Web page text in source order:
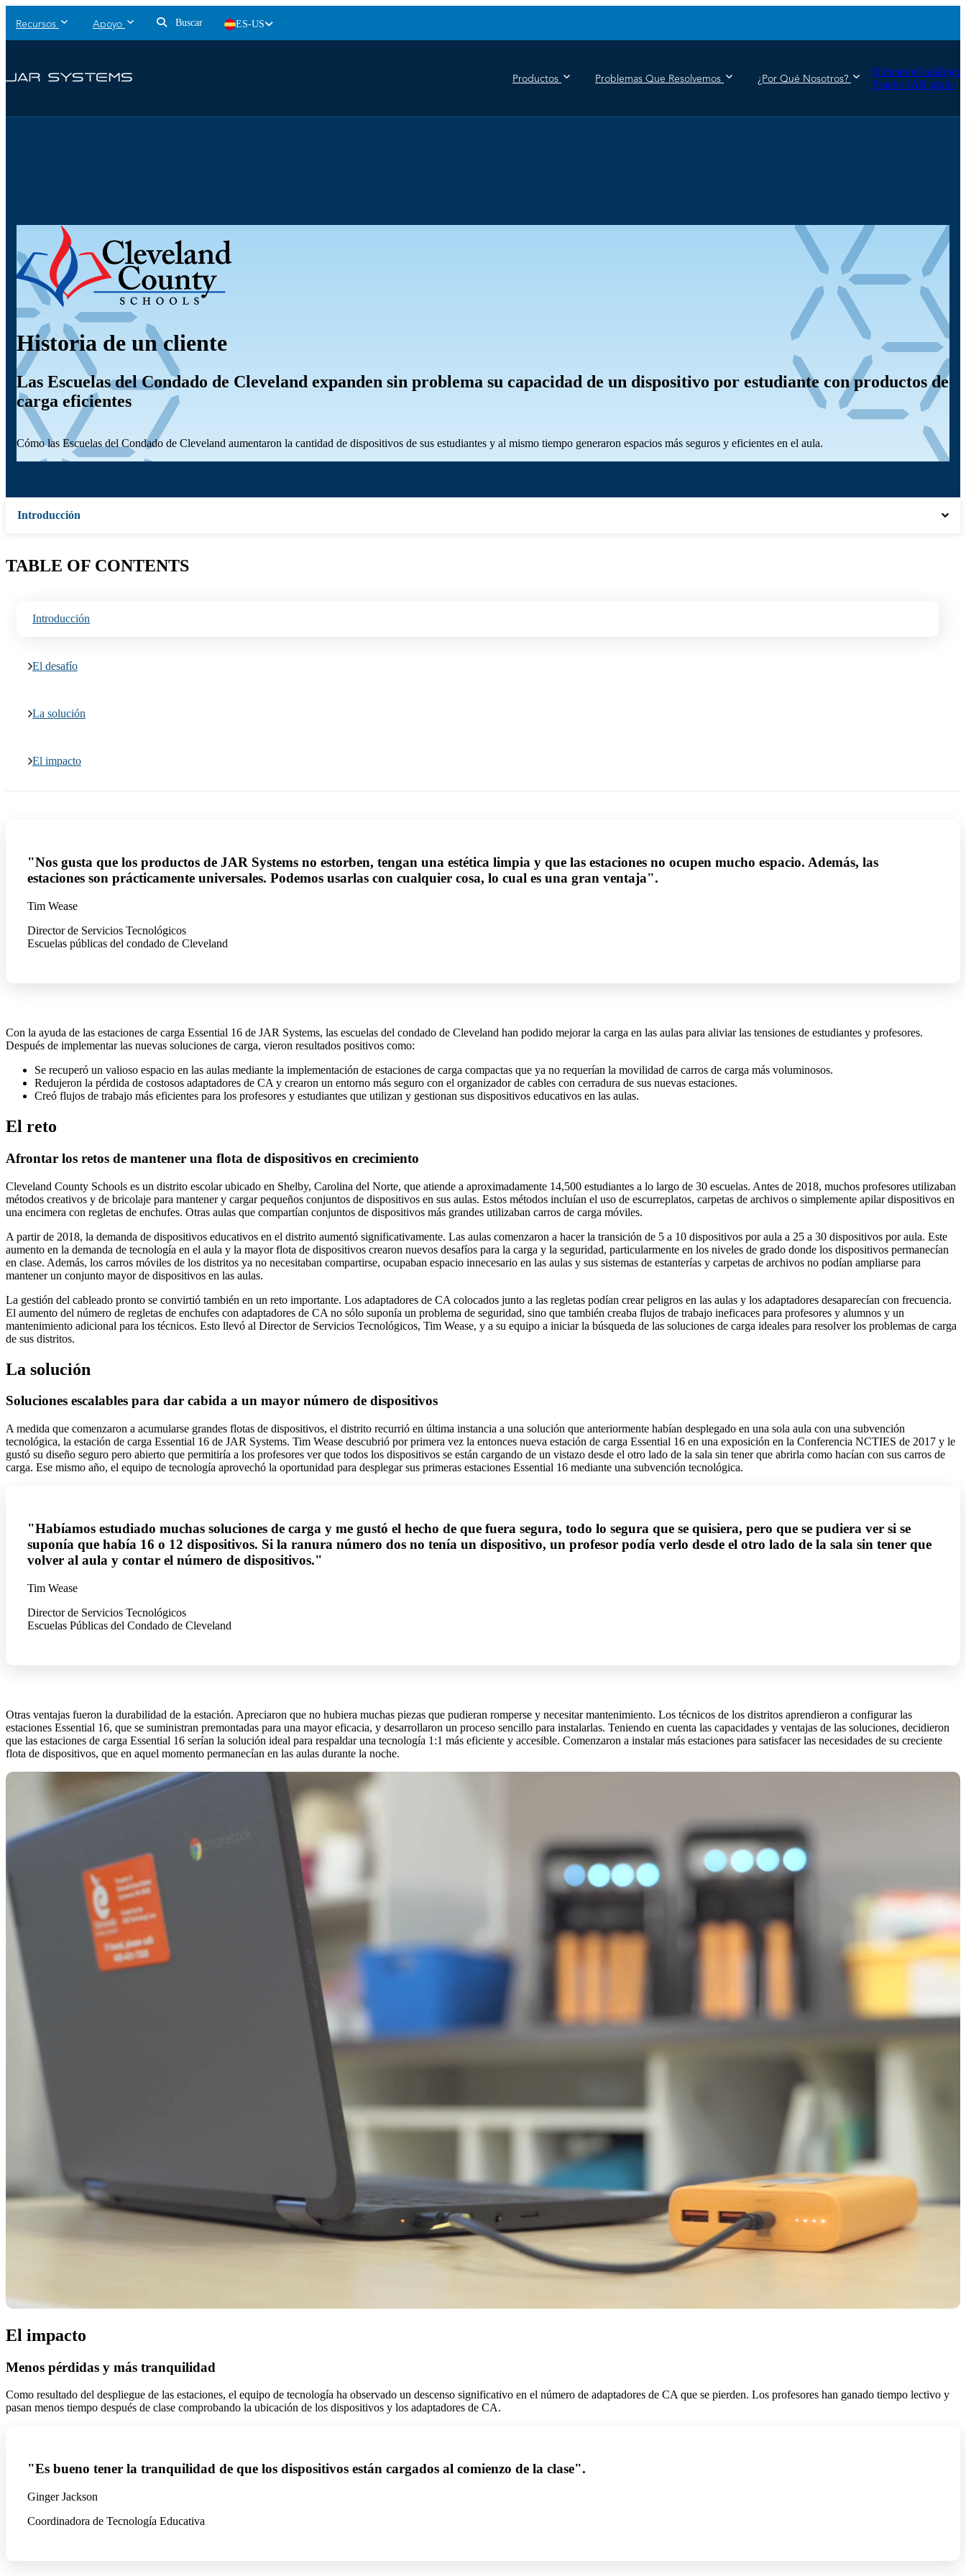
Recursos Apoyo Buscar ES-US
Productos Problemas Que Resolvemos ¿Por Qué Nosotros?
Obtener el catálogo
Pruebe JAR gratis
Historia de un cliente
Las Escuelas del Condado de Cleveland expanden sin problema su capacidad de un dispositivo por estudiante con productos de
carga eficientes
Cómo las Escuelas del Condado de Cleveland aumentaron la cantidad de dispositivos de sus estudiantes y al mismo tiempo generaron espacios más seguros y eficientes en el aula.
Introducción
TABLE OF CONTENTS
Introducción
El desafío
La solución
El impacto
"Nos gusta que los productos de JAR Systems no estorben, tengan una estética limpia y que las estaciones no ocupen mucho espacio. Además, las
estaciones son prácticamente universales. Podemos usarlas con cualquier cosa, lo cual es una gran ventaja".
Tim Wease
Director de Servicios Tecnológicos
Escuelas públicas del condado de Cleveland
Con la ayuda de las estaciones de carga Essential 16 de JAR Systems, las escuelas del condado de Cleveland han podido mejorar la carga en las aulas para aliviar las tensiones de estudiantes y profesores.
Después de implementar las nuevas soluciones de carga, vieron resultados positivos como:
Se recuperó un valioso espacio en las aulas mediante la implementación de estaciones de carga compactas que ya no requerían la movilidad de carros de carga más voluminosos.
Redujeron la pérdida de costosos adaptadores de CA y crearon un entorno más seguro con el organizador de cables con cerradura de sus nuevas estaciones.
Creó flujos de trabajo más eficientes para los profesores y estudiantes que utilizan y gestionan sus dispositivos educativos en las aulas.
El reto
Afrontar los retos de mantener una flota de dispositivos en crecimiento
Cleveland County Schools es un distrito escolar ubicado en Shelby, Carolina del Norte, que atiende a aproximadamente 14,500 estudiantes a lo largo de 30 escuelas. Antes de 2018, muchos profesores utilizaban
métodos creativos y de bricolaje para mantener y cargar pequeños conjuntos de dispositivos en sus aulas. Estos métodos incluían el uso de escurreplatos, carpetas de archivos o simplemente apilar dispositivos en
una encimera con regletas de enchufes. Otras aulas que compartían conjuntos de dispositivos más grandes utilizaban carros de carga móviles.
A partir de 2018, la demanda de dispositivos educativos en el distrito aumentó significativamente. Las aulas comenzaron a hacer la transición de 5 a 10 dispositivos por aula a 25 a 30 dispositivos por aula. Este
aumento en la demanda de tecnología en el aula y la mayor flota de dispositivos crearon nuevos desafíos para la carga y la seguridad, particularmente en los niveles de grado donde los dispositivos permanecían
en clase. Además, los carros móviles de los distritos ya no necesitaban compartirse, ocupaban espacio innecesario en las aulas y sus sistemas de estanterías y carpetas de archivos no podían ampliarse para
mantener un conjunto mayor de dispositivos en las aulas.
La gestión del cableado pronto se convirtió también en un reto importante. Los adaptadores de CA colocados junto a las regletas podían crear peligros en las aulas y los adaptadores desaparecían con frecuencia.
El aumento del número de regletas de enchufes con adaptadores de CA no sólo suponía un problema de seguridad, sino que también creaba flujos de trabajo ineficaces para profesores y alumnos y un
mantenimiento adicional para los técnicos. Esto llevó al Director de Servicios Tecnológicos, Tim Wease, y a su equipo a iniciar la búsqueda de las soluciones de carga ideales para resolver los problemas de carga
de sus distritos.
La solución
Soluciones escalables para dar cabida a un mayor número de dispositivos
A medida que comenzaron a acumularse grandes flotas de dispositivos, el distrito recurrió en última instancia a una solución que anteriormente habían desplegado en una sola aula con una subvención
tecnológica, la estación de carga Essential 16 de JAR Systems. Tim Wease descubrió por primera vez la entonces nueva estación de carga Essential 16 en una exposición en la Conferencia NCTIES de 2017 y le
gustó su diseño seguro pero abierto que permitiría a los profesores ver que todos los dispositivos se están cargando de un vistazo desde el otro lado de la sala sin tener que abrirla como hacían con sus carros de
carga. Ese mismo año, el equipo de tecnología aprovechó la oportunidad para desplegar sus primeras estaciones Essential 16 mediante una subvención tecnológica.
"Habíamos estudiado muchas soluciones de carga y me gustó el hecho de que fuera segura, todo lo segura que se quisiera, pero que se pudiera ver si se
suponía que había 16 o 12 dispositivos. Si la ranura número dos no tenía un dispositivo, un profesor podía verlo desde el otro lado de la sala sin tener que
volver al aula y contar el número de dispositivos."
Tim Wease
Director de Servicios Tecnológicos
Escuelas Públicas del Condado de Cleveland
Otras ventajas fueron la durabilidad de la estación. Apreciaron que no hubiera muchas piezas que pudieran romperse y necesitar mantenimiento. Los técnicos de los distritos aprendieron a configurar las
estaciones Essential 16, que se suministran premontadas para una mayor eficacia, y desarrollaron un proceso sencillo para instalarlas. Teniendo en cuenta las capacidades y ventajas de las soluciones, decidieron
que las estaciones de carga Essential 16 serían la solución ideal para respaldar una tecnología 1:1 más eficiente y accesible. Comenzaron a instalar más estaciones para satisfacer las necesidades de su creciente
flota de dispositivos, que en aquel momento permanecían en las aulas durante la noche.
El impacto
Menos pérdidas y más tranquilidad
Como resultado del despliegue de las estaciones, el equipo de tecnología ha observado un descenso significativo en el número de adaptadores de CA que se pierden. Los profesores han ganado tiempo lectivo y
pasan menos tiempo después de clase comprobando la ubicación de los dispositivos y los adaptadores de CA.
"Es bueno tener la tranquilidad de que los dispositivos están cargados al comienzo de la clase".
Ginger Jackson
Coordinadora de Tecnología Educativa